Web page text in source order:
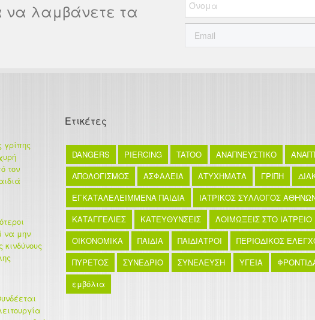
να λαμβάνετε τα
γρίπης
τον
να μην
κινδύνους
Ετικέτες
DANGERS PIERCING TATOO ΑΝΑΠΝΕΥΣΤΙΚΟ
ΑΠΟΛΟΓΙΣΜΟΣ
ΑΣΦΑΛΕΙΑ ΑΤΥΧΗΜΑΤΑ ΓΡΙΠΗ
ΕΓΚΑΤΑΛΕΛΕΙΜΜΕΝΑ ΠΑΙΔΙΑ
ΙΑΤΡΙΚΟΣ ΣΥΛΛΟΓΟΣ
ΚΑΤΑΓΓΕΛΙΕΣ
ΚΑΤΕΥΘΥΝΣΕΙΣ ΛΟΙΜΩΞΕΙΣ ΣΤΟ ΙΑΤΡΕΙΟ
ΟΙΚΟΝΟΜΙΚΑ
ΠΑΙΔΙΑ ΠΑΙΔΙΑΤΡΟΙ ΠΕΡΙΟΔΙΚΟΣ
ΠΥΡΕΤΟΣ
ΣΥΝΕΔΡΙΟ ΣΥΝΕΛΕΥΣΗ ΥΓΕΙΑ
εμβόλια